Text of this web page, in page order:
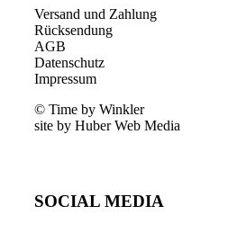
Versand und Zahlung
Rücksendung
AGB
Datenschutz
Impressum
© Time by Winkler
site by Huber Web Media
SOCIAL MEDIA